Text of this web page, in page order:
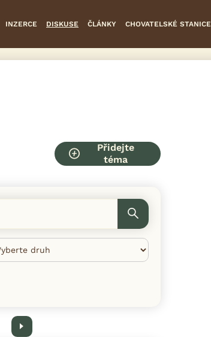
INZERCE DISKUSE ČLÁNKY CHOVATELSKÉ STANICE
Přidejte
téma
Další